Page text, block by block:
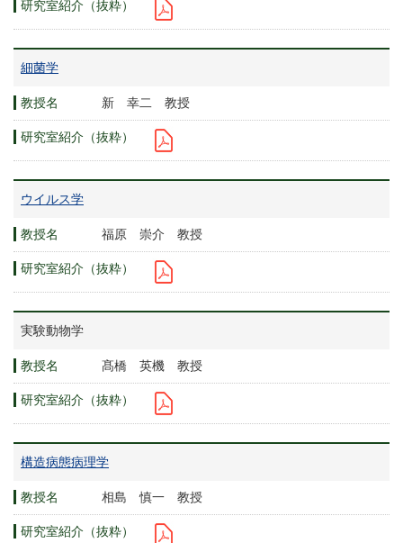
細菌学
新 幸二 教授
ウイルス学
福原 崇介 教授
実験動物学
髙橋 英機 教授
構造病態病理学
相島 慎一 教授